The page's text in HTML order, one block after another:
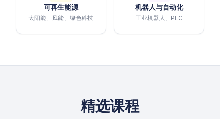
可再生能源
太阳能、风能、绿色科技
机器人与自动化
工业机器人、PLC
精选课程